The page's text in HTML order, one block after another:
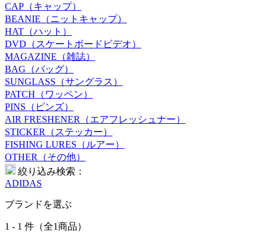
CAP（キャップ）
BEANIE（ニットキャップ）
HAT（ハット）
DVD（スケートボードビデオ）
MAGAZINE（雑誌）
BAG（バッグ）
SUNGLASS（サングラス）
PATCH（ワッペン）
PINS（ピンズ）
AIR FRESHENER（エアフレッシュナー）
STICKER（ステッカー）
FISHING LURES（ルアー）
OTHER（その他）
絞り込み検索：
ADIDAS
ブランドを選ぶ
1 - 1 件（全1商品）